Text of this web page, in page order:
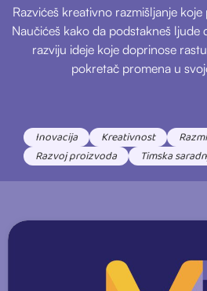
Razvićeš kreativno razmišljanje
Naučićeš kako da podstakneš ljude
razviju ideje koje doprinose
pokretač promena u
Inovacija Kreativnost
Razvoj proizvoda
Timska